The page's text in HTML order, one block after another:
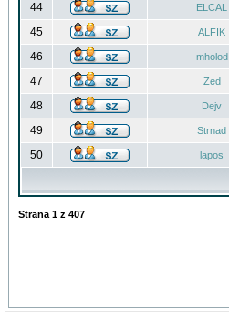
44 ELCAL
45 ALFIK
46 mholod
47 Zed
48 Dejv
49 Strnad
50 lapos
Strana 1 z 407